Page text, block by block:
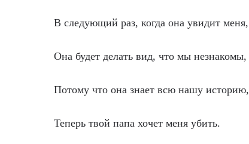
В следующий раз, когда она увидит меня,
Она будет делать вид, что мы незнакомы,
Потому что она знает всю нашу историю,
Теперь твой папа хочет меня убить.